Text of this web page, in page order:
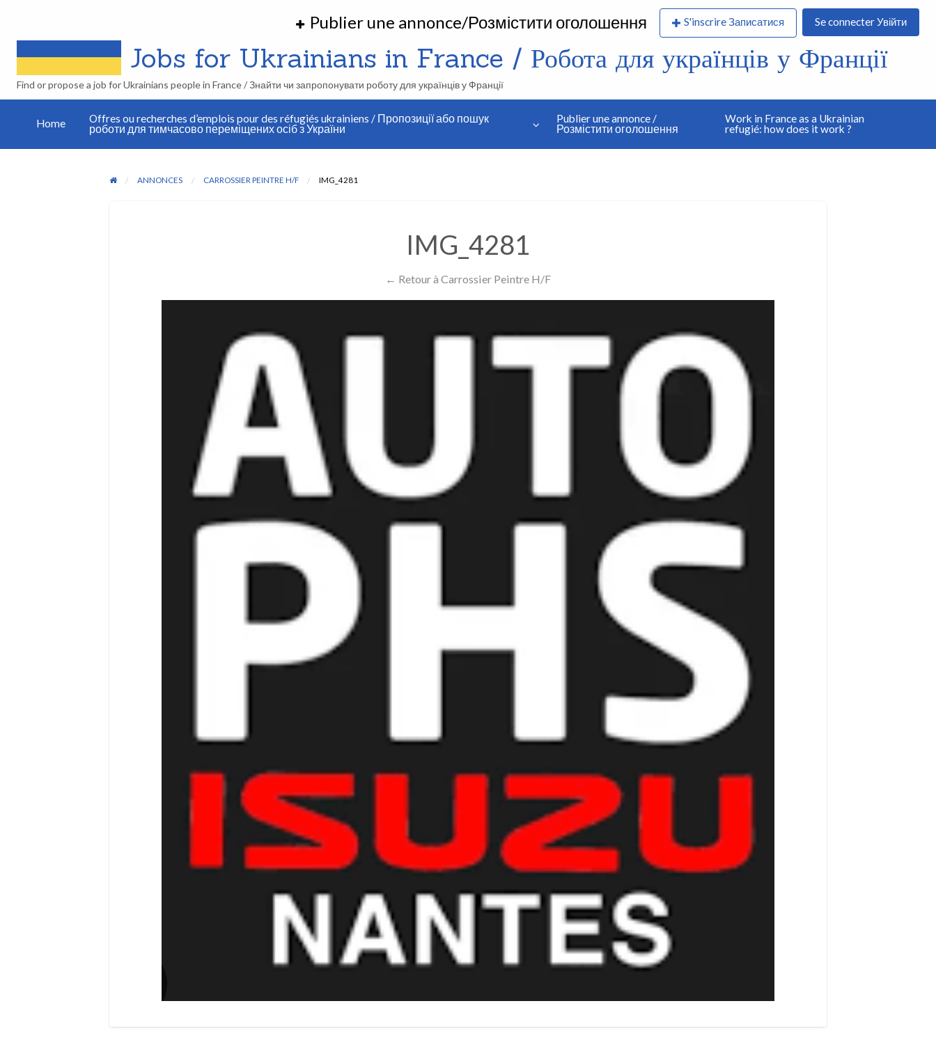
annonce /
Work in
France
as a
Ukrainian
how
does it
Publier une annonce/Розмістити оголошення S'inscrire Записатися Se connecter Увійти
Jobs for Ukrainians in France / Робота для українців у Франції
Find or propose a job for Ukrainians people in France / Знайти чи запропонувати роботу для українців у Франції
Home
Offres ou recherches d’emplois pour des réfugiés ukrainiens / Пропозиції або пошук
роботи для тимчасово переміщених осіб з України
Publier une annonce /
Розмістити оголошення
Work in France as a Ukrainian
refugié: how does it work ?
ANNONCES CARROSSIER PEINTRE H/F IMG_4281
IMG_4281
← Retour à Carrossier Peintre H/F